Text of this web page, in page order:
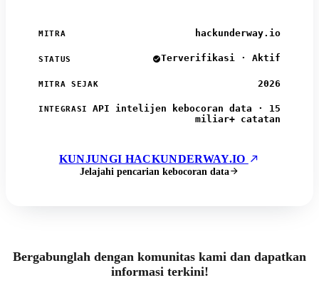
MITRA hackunderway.io
STATUS Terverifikasi · Aktif
MITRA SEJAK 2026
INTEGRASI
API intelijen kebocoran data · 15
miliar+ catatan
KUNJUNGI HACKUNDERWAY.IO
Jelajahi pencarian kebocoran data
Bergabunglah dengan komunitas kami dan dapatkan
informasi terkini!